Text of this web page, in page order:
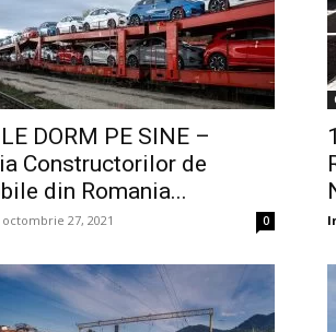
DORM PE SINE –
Constructorilor de
din Romania...
octombrie 27, 2021 0